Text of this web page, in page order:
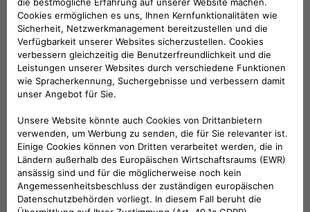
offiziell validiert und sind daher optimal mit allen elektrischen
und Plug-in-Hybrid-Fahrzeugen der Gruppe kompatibel.
Free2move eSolutions bestätigt sich somit als einer der
sicherheitsbewusstesten Hersteller von EVSE (Electric Vehicle
Supply Equipment) in Europa.
Als praktischste Lösung zum gleichzeitigen Laden von zwei
Fahrzeugen mit einer maximalen Leistung von 44 kW bietet
sich ePublic an, das Angebot Free2move eSolutions, das
insbesondere für öffentliche Parkplätze oder Parkplätze mit
reservierter Zufahrt geeignet ist.Diese Ladestelle ist
witterungs- und manipulationssicher und mit einem MID-
zertifizierten Zähler (Measuring Instruments Directive)